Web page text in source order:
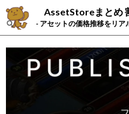
AssetStoreまとめ
- アセットの価格推移をリア